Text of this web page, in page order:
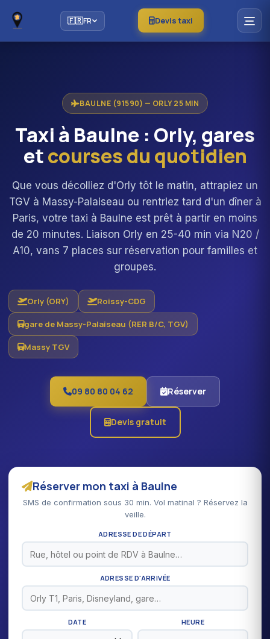
🇫🇷FR Devis taxi
BAULNE (91590) — ORLY 25 MIN
Taxi à Baulne : Orly, gares
etcourses du quotidien
Que vous décolliez d'Orly tôt le matin, attrapiez un
TGV à Massy-Palaiseau ou rentriez tard d'un dîner à
Paris, votre taxi à Baulne est prêt à partir en moins
de 20 minutes. Liaison Orly en 25-40 min via N20 /
A10, vans 7 places sur réservation pour familles et
groupes.
Orly (ORY) Roissy-CDG
gare de Massy-Palaiseau (RER B/C, TGV)
Massy TGV
09 80 80 04 62 Réserver
Devis gratuit
Réserver mon taxi à Baulne
SMS de confirmation sous 30 min. Vol matinal ? Réservez la
veille.
ADRESSE DE DÉPART
ADRESSE D'ARRIVÉE
DATE HEURE